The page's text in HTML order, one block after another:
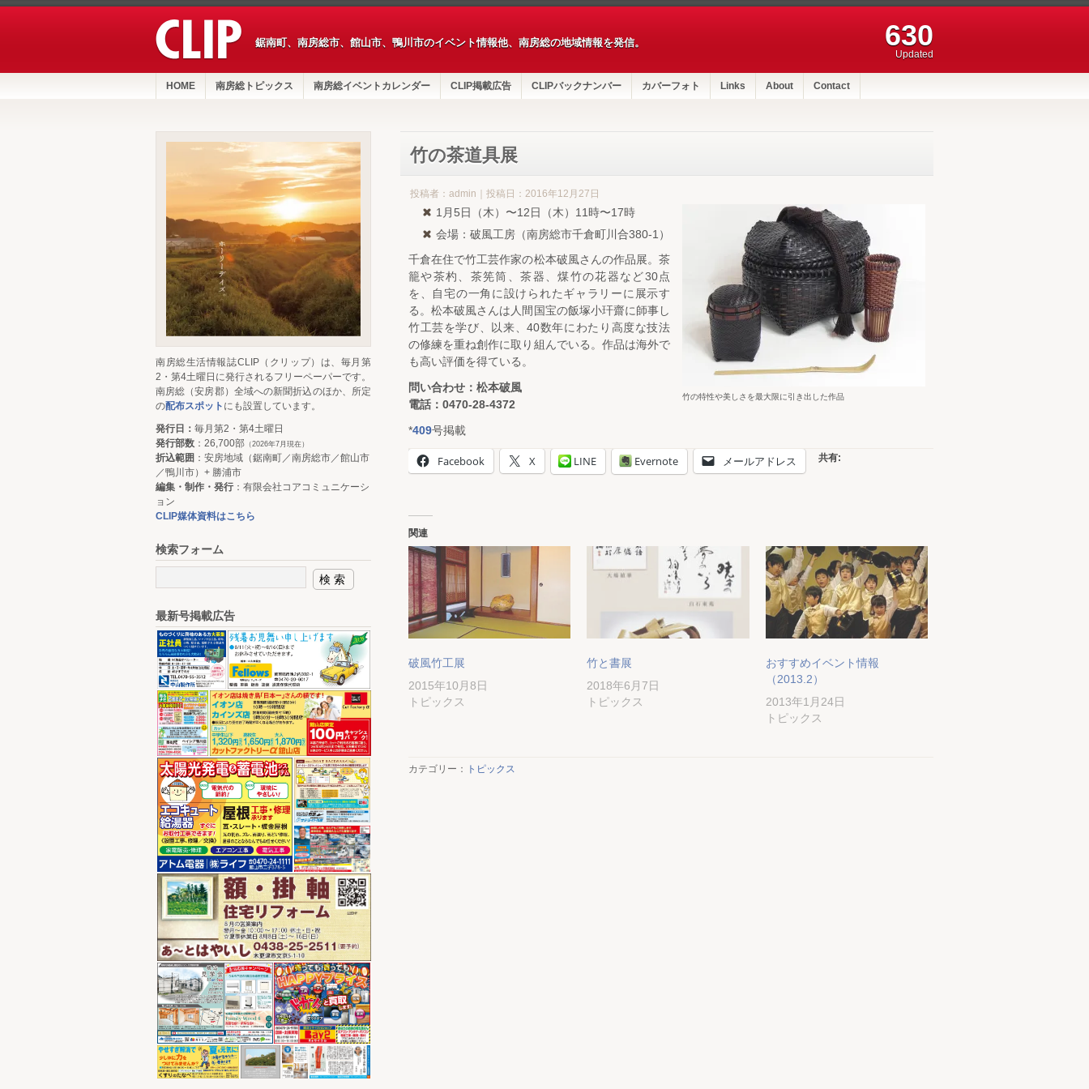
鋸南町、南房総市、館山市、鴨川市のイベント情報他、南房総の地域情報を発信。 630
Updated
HOME 南房総トピックス 南房総イベントカレンダー CLIP掲載広告 CLIPバックナンバー カバーフォト Links About Contact
竹の茶道具展
投稿者：admin｜投稿日：2016年12月27日
竹の特性や美しさを最大限に引き出した作品
1月5日（木）〜12日（木）11時〜17時
会場：破風工房（南房総市千倉町川合380-1）
千倉在住で竹工芸作家の松本破風さんの作品展。茶
籠や茶杓、茶筅筒、茶器、煤竹の花器など30点
を、自宅の一角に設けられたギャラリーに展示す
る。松本破風さんは人間国宝の飯塚小玕齋に師事し
竹工芸を学び、以来、40数年にわたり高度な技法
の修練を重ね創作に取り組んでいる。作品は海外で
も高い評価を得ている。
問い合わせ：松本破風
電話：0470-28-4372
*409号掲載
共有:
Facebook X LINE Evernote メールアドレス
関連
破風竹工展
2015年10月8日
トピックス
竹と書展
2018年6月7日
トピックス
おすすめイベント情報
（2013.2）
2013年1月24日
トピックス
カテゴリー： トピックス
南房総生活情報誌CLIP（クリップ）は、毎月第
2・第4土曜日に発行されるフリーペーパーです。
南房総（安房郡）全域への新聞折込のほか、所定
の配布スポット にも設置しています。
発行日： 毎月第2・第4土曜日
発行部数 ：26,700部 （2026年7月現在）
折込範囲 ：安房地域（鋸南町／南房総市／館山市
／鴨川市）+ 勝浦市
編集・制作・発行：有限会社コアコミュニケーシ
ョン
CLIP媒体資料はこちら
検索フォーム
最新号掲載広告